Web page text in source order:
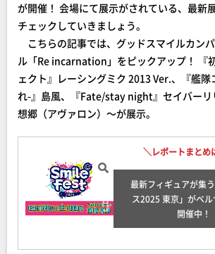
が開催！ 会場にて展示がされている、最新
チェックしていきましょう。
こちらの記事では、グッドスマイルカン
ル「Re incarnation」をピックアップ！ 『
ェクト』レーシングミク 2013 Ver.、『艦隊
れ-』島風、『Fate/stay night』セイバーリ
想郷（アヴァロン）～が展示。
＼レポートまとめ
最新フィギュアが集
ス2025 東京」がベ
開催中！